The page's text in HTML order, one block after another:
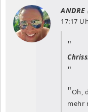
ANDRE
17:17
Oh,
mehr